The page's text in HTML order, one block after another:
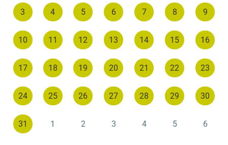
3 4 5 6 7 8 9
10 11 12 13 14 15 16
17 18 19 20 21 22 23
24 25 26 27 28 29 30
31 1 2 3 4 5 6